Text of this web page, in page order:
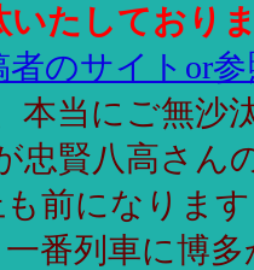
いたしており
者のサイトor
本当にご無沙
忠賢八高さん
も前になりま
一番列車に博